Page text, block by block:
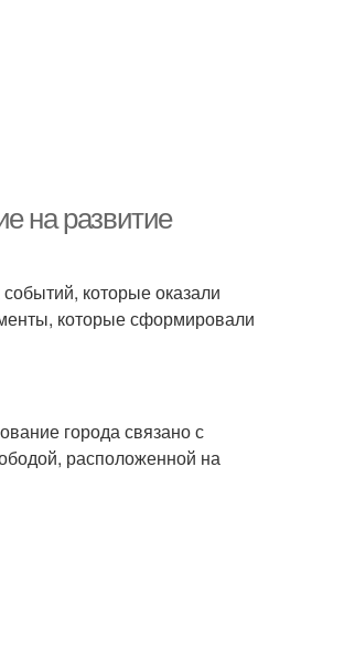
на развитие
которые оказали
которые сформировали
города связано с
расположенной на